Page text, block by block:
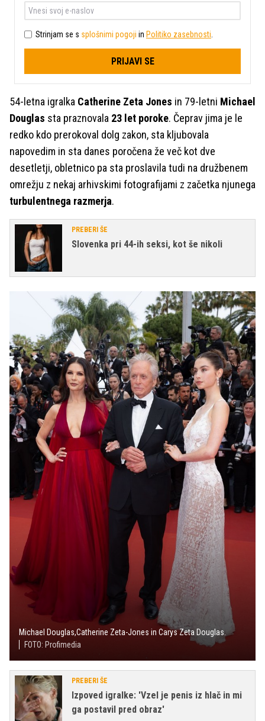
Strinjam se s splošnimi pogoji in Politiko zasebnosti
PRIJAVI SE
54-letna igralka Catherine Zeta Jones in 79-letni Michael
Douglas sta praznovala 23 let poroke. Čeprav jima je le
redko kdo prerokoval dolg zakon, sta kljubovala
napovedim in sta danes poročena že več kot dve
desetletji, obletnico pa sta proslavila tudi na družbenem
omrežju z nekaj arhivskimi fotografijami z začetka njunega
turbulentnega razmerja.
PREBERI ŠE
Slovenka pri 44-ih seksi, kot še nikoli
Michael Douglas,Catherine Zeta-Jones in Carys Zeta Douglas.
FOTO: Profimedia
PREBERI ŠE
Izpoved igralke: 'Vzel je penis iz hlač in mi
ga postavil pred obraz'